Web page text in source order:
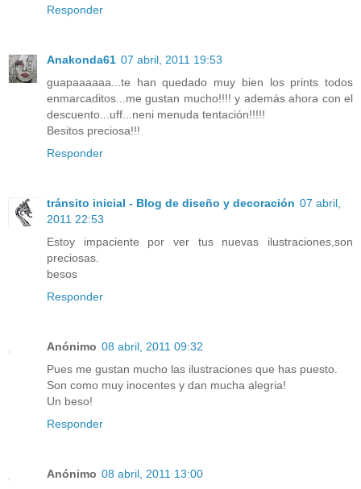
Responder
Anakonda61 07 abril, 2011 19:53
guapaaaaaa...te han quedado muy bien los prints todos
enmarcaditos...me gustan mucho!!!! y además ahora con el
descuento...uff...neni menuda tentación!!!!!
Besitos preciosa!!!
Responder
tránsito inicial - Blog de diseño y decoración 07 abril,
2011 22:53
Estoy impaciente por ver tus nuevas ilustraciones,son
preciosas.
besos
Responder
Anónimo 08 abril, 2011 09:32
Pues me gustan mucho las ilustraciones que has puesto.
Son como muy inocentes y dan mucha alegria!
Un beso!
Responder
Anónimo 08 abril, 2011 13:00